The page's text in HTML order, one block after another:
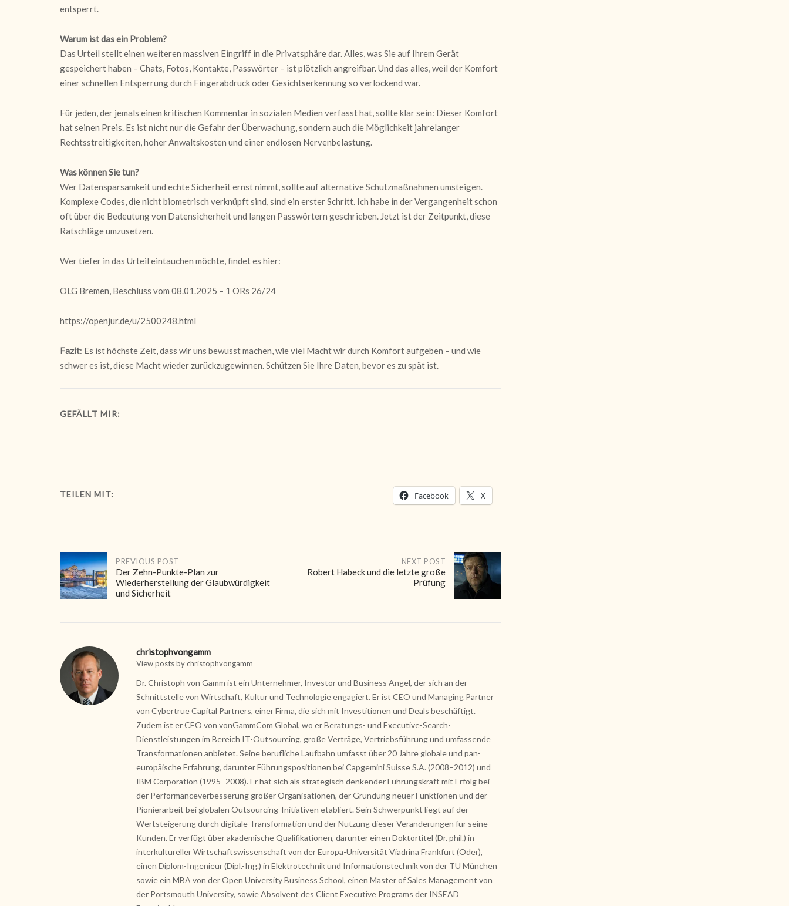
entsperrt.
Warum ist das ein Problem?
Das Urteil stellt einen weiteren massiven Eingriff in die Privatsphäre dar. Alles, was Sie auf Ihrem Gerät
gespeichert haben – Chats, Fotos, Kontakte, Passwörter – ist plötzlich angreifbar. Und das alles, weil der Komfort
einer schnellen Entsperrung durch Fingerabdruck oder Gesichtserkennung so verlockend war.
Für jeden, der jemals einen kritischen Kommentar in sozialen Medien verfasst hat, sollte klar sein: Dieser Komfort
hat seinen Preis. Es ist nicht nur die Gefahr der Überwachung, sondern auch die Möglichkeit jahrelanger
Rechtsstreitigkeiten, hoher Anwaltskosten und einer endlosen Nervenbelastung.
Was können Sie tun?
Wer Datensparsamkeit und echte Sicherheit ernst nimmt, sollte auf alternative Schutzmaßnahmen umsteigen.
Komplexe Codes, die nicht biometrisch verknüpft sind, sind ein erster Schritt. Ich habe in der Vergangenheit schon
oft über die Bedeutung von Datensicherheit und langen Passwörtern geschrieben. Jetzt ist der Zeitpunkt, diese
Ratschläge umzusetzen.
Wer tiefer in das Urteil eintauchen möchte, findet es hier:
OLG Bremen, Beschluss vom 08.01.2025 – 1 ORs 26/24
https://openjur.de/u/2500248.html
Fazit: Es ist höchste Zeit, dass wir uns bewusst machen, wie viel Macht wir durch Komfort aufgeben – und wie
schwer es ist, diese Macht wieder zurückzugewinnen. Schützen Sie Ihre Daten, bevor es zu spät ist.
GEFÄLLT MIR:
TEILEN MIT: Facebook X
Post
navigation
PREVIOUS POST
Der Zehn-Punkte-Plan zur
Wiederherstellung der Glaubwürdigkeit
und Sicherheit
NEXT POST
Robert Habeck und die letzte große
Prüfung
christophvongamm
View posts by christophvongamm
Dr. Christoph von Gamm ist ein Unternehmer, Investor und Business Angel, der sich an der
Schnittstelle von Wirtschaft, Kultur und Technologie engagiert. Er ist CEO und Managing Partner
von Cybertrue Capital Partners, einer Firma, die sich mit Investitionen und Deals beschäftigt.
Zudem ist er CEO von vonGammCom Global, wo er Beratungs- und Executive-Search-
Dienstleistungen im Bereich IT-Outsourcing, große Verträge, Vertriebsführung und umfassende
Transformationen anbietet. Seine berufliche Laufbahn umfasst über 20 Jahre globale und pan-
europäische Erfahrung, darunter Führungspositionen bei Capgemini Suisse S.A. (2008–2012) und
IBM Corporation (1995–2008). Er hat sich als strategisch denkender Führungskraft mit Erfolg bei
der Performanceverbesserung großer Organisationen, der Gründung neuer Funktionen und der
Pionierarbeit bei globalen Outsourcing-Initiativen etabliert. Sein Schwerpunkt liegt auf der
Wertsteigerung durch digitale Transformation und der Nutzung dieser Veränderungen für seine
Kunden. Er verfügt über akademische Qualifikationen, darunter einen Doktortitel (Dr. phil.) in
interkultureller Wirtschaftswissenschaft von der Europa-Universität Viadrina Frankfurt (Oder),
einen Diplom-Ingenieur (Dipl.-Ing.) in Elektrotechnik und Informationstechnik von der TU München
sowie ein MBA von der Open University Business School, einen Master of Sales Management von
der Portsmouth University, sowie Absolvent des Client Executive Programs der INSEAD